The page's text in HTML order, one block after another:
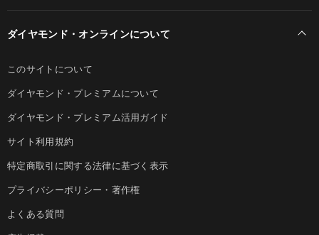
ダイヤモンド・オンラインについて
このサイトについて
ダイヤモンド・プレミアムについて
ダイヤモンド・プレミアム活用ガイド
サイト利用規約
特定商取引に関する法律に基づく表示
プライバシーポリシー・著作権
よくある質問